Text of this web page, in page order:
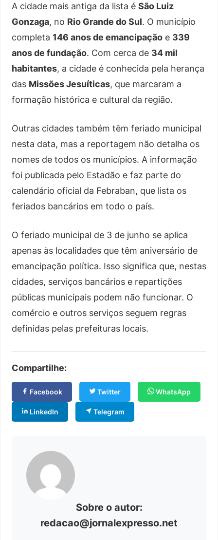
A cidade mais antiga da lista é São Luiz
Gonzaga, no Rio Grande do Sul. O município
completa 146 anos de emancipação e 339
anos de fundação. Com cerca de 34 mil
habitantes, a cidade é conhecida pela herança
das Missões Jesuíticas, que marcaram a
formação histórica e cultural da região.
Outras cidades também têm feriado municipal
nesta data, mas a reportagem não detalha os
nomes de todos os municípios. A informação
foi publicada pelo Estadão e faz parte do
calendário oficial da Febraban, que lista os
feriados bancários em todo o país.
O feriado municipal de 3 de junho se aplica
apenas às localidades que têm aniversário de
emancipação política. Isso significa que, nestas
cidades, serviços bancários e repartições
públicas municipais podem não funcionar. O
comércio e outros serviços seguem regras
definidas pelas prefeituras locais.
Compartilhe:
Facebook Twitter WhatsApp
LinkedIn Telegram
Sobre o autor:
redacao@jornalexpresso.net